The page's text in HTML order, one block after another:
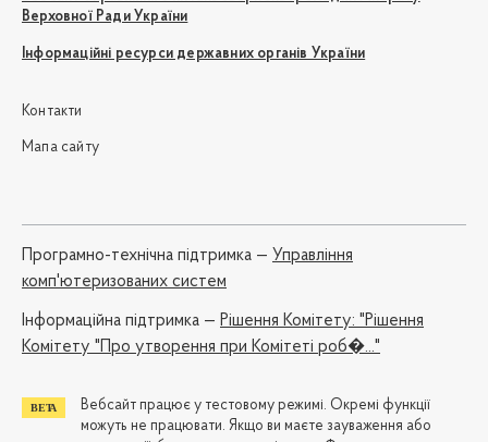
Верховної Ради України
Інформаційні ресурси державних органів України
Контакти
Мапа сайту
Програмно-технічна підтримка — Управління
комп'ютеризованих систем
Iнформаційна підтримка — Рішення Комітету: "Рішення
Комітету "Про утворення при Комітеті роб�..."
Вебсайт працює у тестовому режимі. Окремі функції
можуть не працювати. Якщо ви маєте зауваження або